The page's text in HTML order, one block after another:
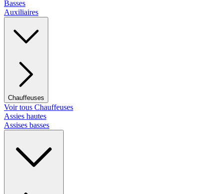
Basses
Auxiliaires
Chauffeuses
Voir tous Chauffeuses
Assies hautes
Assises basses